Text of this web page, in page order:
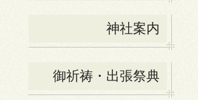
神社案内
御祈祷・出張祭典